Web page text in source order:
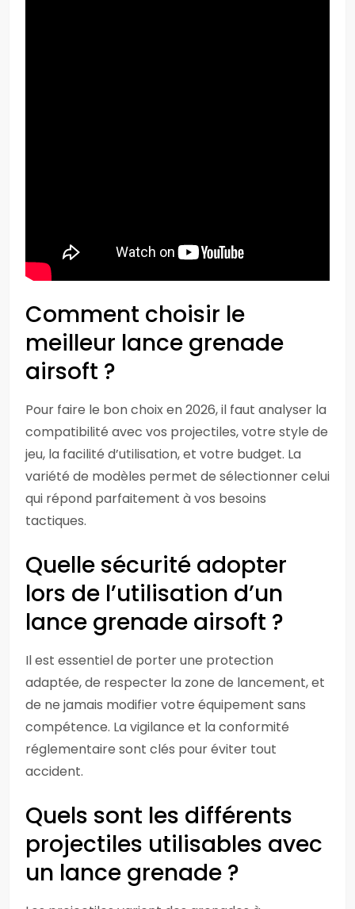
Comment choisir le
meilleur lance grenade
airsoft ?
Pour faire le bon choix en 2026, il faut analyser la
compatibilité avec vos projectiles, votre style de
jeu, la facilité d’utilisation, et votre budget. La
variété de modèles permet de sélectionner celui
qui répond parfaitement à vos besoins
tactiques.
Quelle sécurité adopter
lors de l’utilisation d’un
lance grenade airsoft ?
Il est essentiel de porter une protection
adaptée, de respecter la zone de lancement, et
de ne jamais modifier votre équipement sans
compétence. La vigilance et la conformité
réglementaire sont clés pour éviter tout
accident.
Quels sont les différents
projectiles utilisables avec
un lance grenade ?